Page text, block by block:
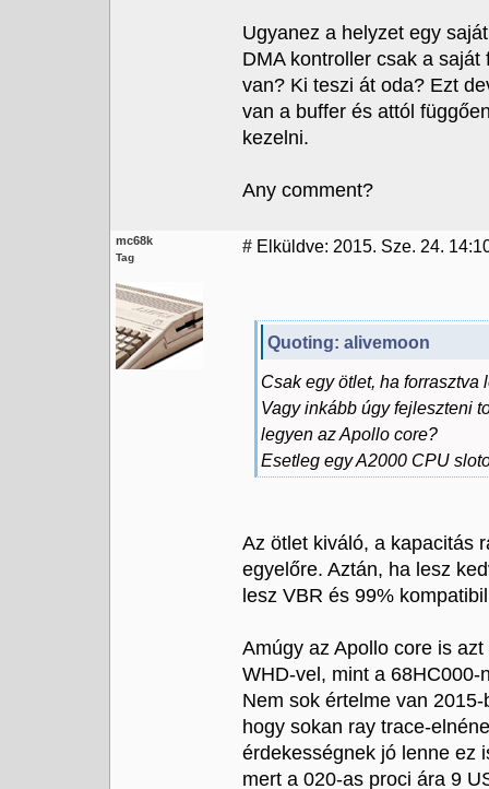
Ugyanez a helyzet egy
DMA kontroller csak a
van? Ki teszi át oda? Ezt
van a buffer és attól
kezelni.
Any comment?
mc68k
Tag
# Elküldve: 2015. Sze. 24.
Quoting: alivemoon
Csak egy ötlet, ha
Vagy inkább úgy fejleszteni
legyen az Apollo core?
Esetleg egy A2000 CPU
Az ötlet kiváló, a kapacitás
egyelőre. Aztán, ha lesz
lesz VBR és 99%
Amúgy az Apollo core is
WHD-vel, mint a
Nem sok értelme van
hogy sokan ray trace-
érdekességnek jó lenne ez
mert a 020-as proci ára 9